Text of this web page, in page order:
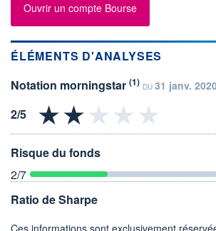
Ouvrir un compte Bourse
ÉLÉMENTS D'ANALYSES
Notation morningstar (1) DU 31 janv. 2020
Risque du fonds
2/7
Ratio de Sharpe